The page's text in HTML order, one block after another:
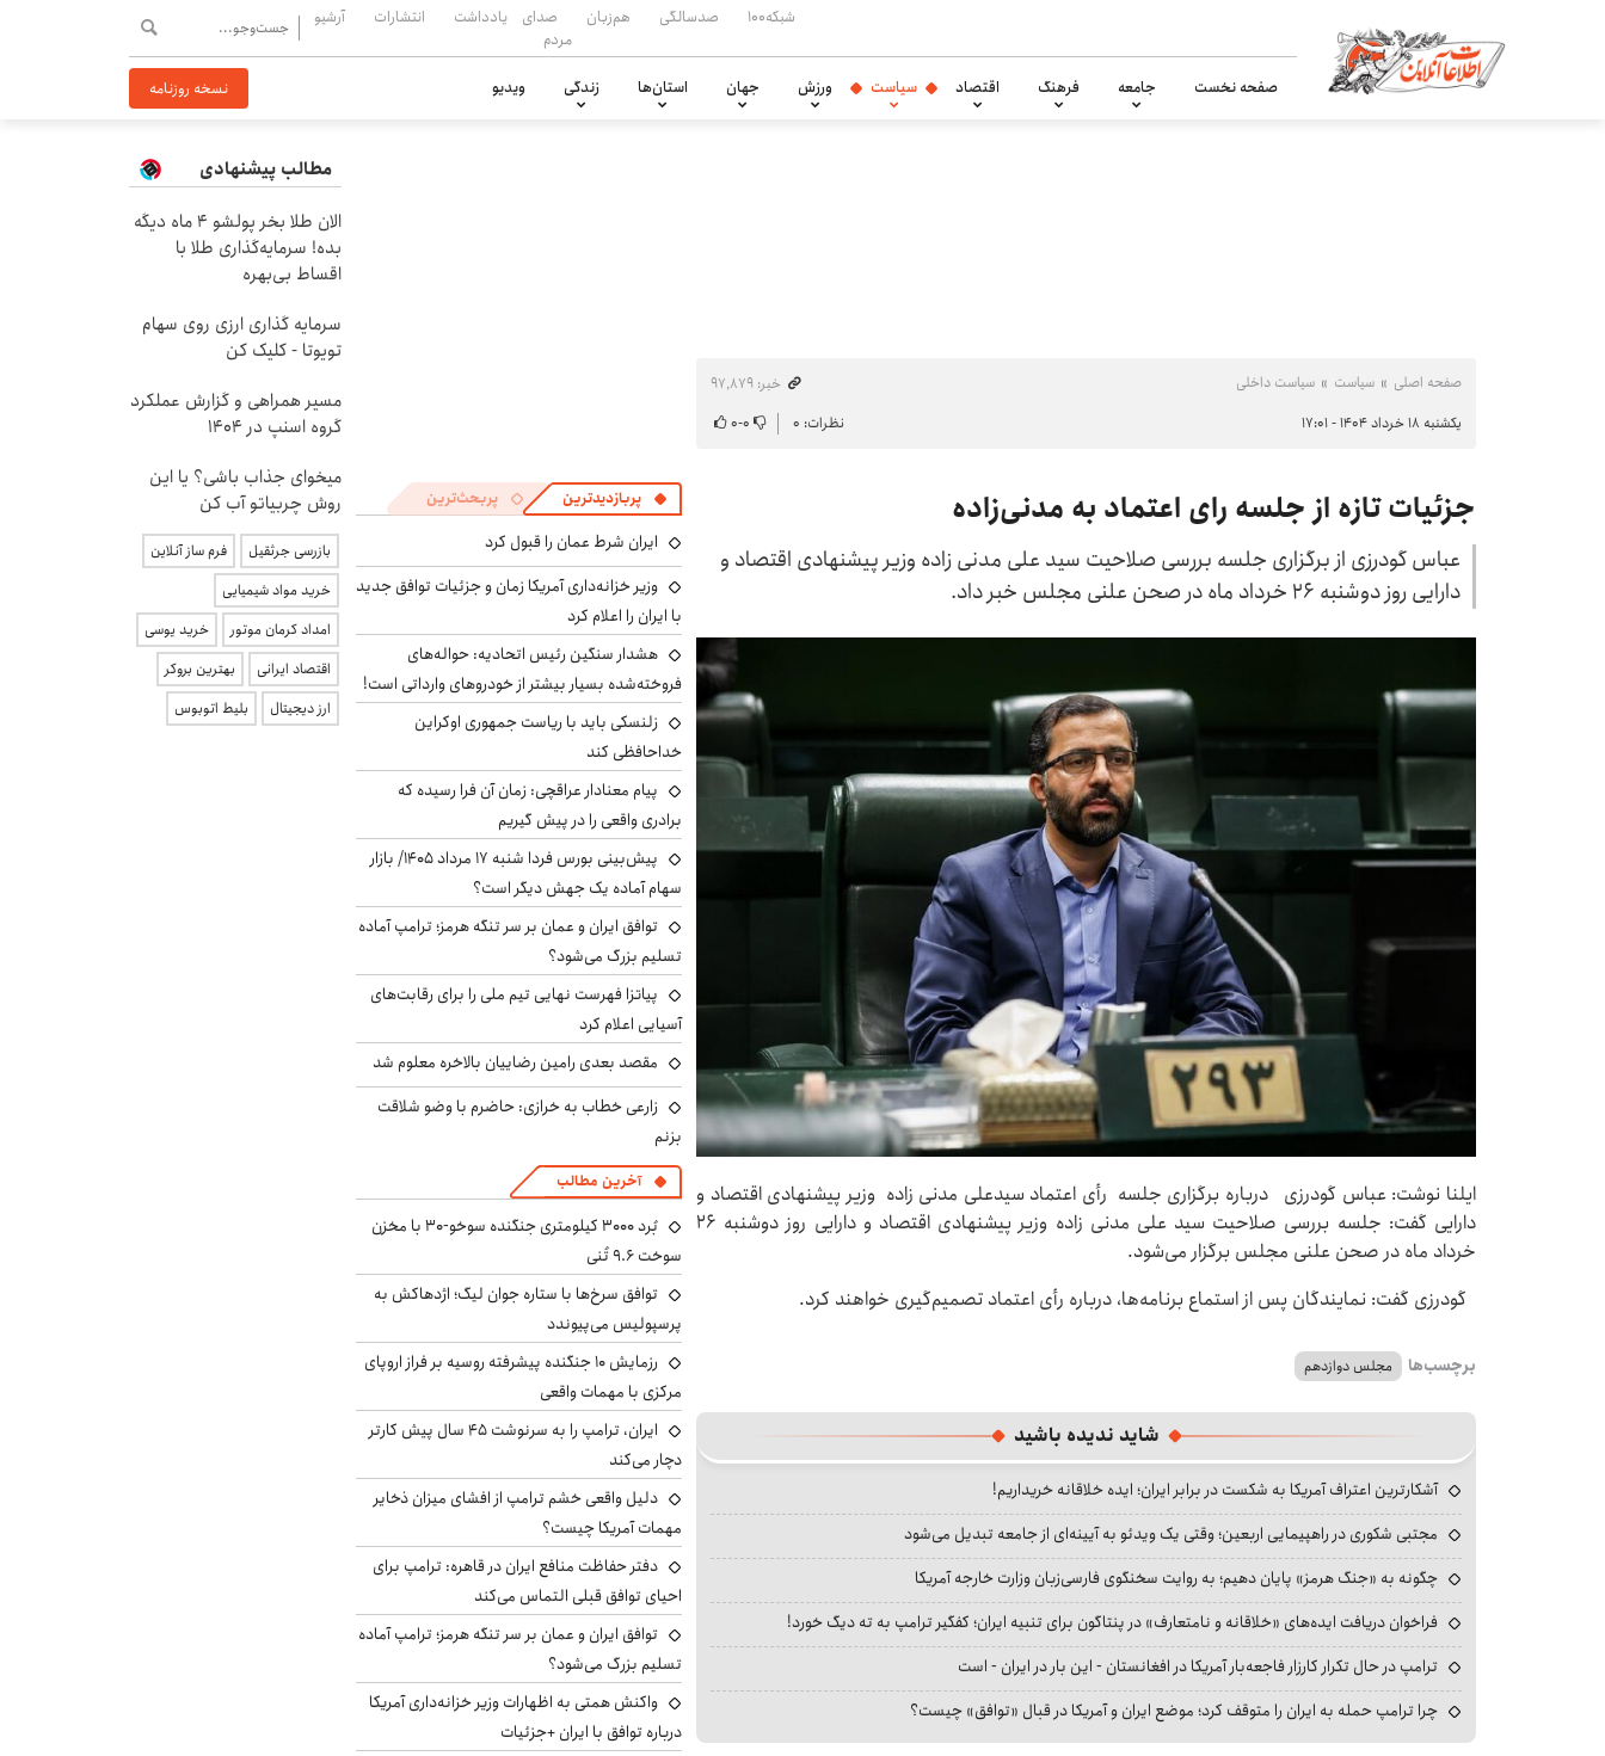
شبکه۱۰۰ صدسالگی هم‌زبان
صدای
مردم
یادداشت انتشارات آرشیو
صفحه نخست جامعه فرهنگ اقتصاد سیاست ورزش جهان استان‌ها زندگی ویدیو نسخه روزنامه
صفحه اصلی سیاست سیاست داخلی
خبر: ۹۷٬۸۷۹
یکشنبه ۱۸ خرداد ۱۴۰۴ - ۱۷:۰۱
نظرات: ۰ ۰-۰
جزئیات تازه از جلسه رای اعتماد به مدنی‌زاده
عباس گودرزی از برگزاری جلسه بررسی صلاحیت سید علی مدنی زاده وزیر پیشنهادی اقتصاد و
دارایی روز دوشنبه ۲۶ خرداد ماه در صحن علنی مجلس خبر داد.
ایلنا نوشت: عباس گودرزی درباره برگزاری جلسه رأی اعتماد سیدعلی مدنی زاده وزیر پیشنهادی اقتصاد و
دارایی گفت: جلسه بررسی صلاحیت سید علی مدنی زاده وزیر پیشنهادی اقتصاد و دارایی روز دوشنبه ۲۶
خرداد ماه در صحن علنی مجلس برگزار می‌شود.
گودرزی گفت: نمایندگان پس از استماع برنامه‌ها، درباره رأی اعتماد تصمیم‌گیری خواهند کرد.
برچسب‌ها مجلس دوازدهم
شاید ندیده باشید
آشکارترین اعتراف آمریکا به شکست در برابر ایران؛ ایده خلاقانه خریداریم!
مجتبی شکوری در راهپیمایی اربعین؛ وقتی یک ویدئو به آیینه‌ای از جامعه تبدیل می‌شود
چگونه به «جنگ هرمز» پایان دهیم؛ به روایت سخنگوی فارسی‌زبان وزارت خارجه آمریکا
فراخوان دریافت ایده‌های «خلاقانه و نامتعارف» در پنتاگون برای تنبیه ایران؛ کفگیر ترامپ به ته دیگ خورد!
ترامپ در حال تکرار کارزار فاجعه‌بار آمریکا در افغانستان - این بار در ایران - است
چرا ترامپ حمله به ایران را متوقف کرد؛ موضع ایران و آمریکا در قبال «توافق» چیست؟
پربازدیدترین پربحث‌ترین
ایران شرط عمان را قبول کرد
وزیر خزانه‌داری آمریکا زمان و جزئیات توافق جدید
با ایران را اعلام کرد
هشدار سنگین رئیس اتحادیه: حواله‌های
فروخته‌شده بسیار بیشتر از خودروهای وارداتی است!
زلنسکی باید با ریاست جمهوری اوکراین
خداحافظی کند
پیام معنادار عراقچی: زمان آن فرا رسیده که
برادری واقعی را در پیش گیریم
پیش‌بینی بورس فردا شنبه ۱۷ مرداد ۱۴۰۵/ بازار
سهام آماده یک جهش دیگر است؟
توافق ایران و عمان بر سر تنگه هرمز؛ ترامپ آماده
تسلیم بزرگ می‌شود؟
پیاتزا فهرست نهایی تیم ملی را برای رقابت‌های
آسیایی اعلام کرد
مقصد بعدی رامین رضاییان بالاخره معلوم شد
زارعی خطاب به خرازی: حاضرم با وضو شلاقت
بزنم
آخرین مطالب
بُرد ۳۰۰۰ کیلومتری جنگنده سوخو-۳۰ با مخزن
سوخت ۹.۶ تُنی
توافق سرخ‌ها با ستاره جوان لیگ؛ اژدهاکش به
پرسپولیس می‌پیوندد
رزمایش ۱۰ جنگنده پیشرفته روسیه بر فراز اروپای
مرکزی با مهمات واقعی
ایران، ترامپ را به سرنوشت ۴۵ سال پیش کارتر
دچار می‌کند
دلیل واقعی خشم ترامپ از افشای میزان ذخایر
مهمات آمریکا چیست؟
دفتر حفاظت منافع ایران در قاهره: ترامپ برای
احیای توافق قبلی التماس می‌کند
توافق ایران و عمان بر سر تنگه هرمز؛ ترامپ آماده
تسلیم بزرگ می‌شود؟
واکنش همتی به اظهارات وزیر خزانه‌داری آمریکا
درباره توافق با ایران +جزئیات
مطالب پیشنهادی
الان طلا بخر پولشو 4 ماه دیگه
بده! سرمایه‌گذاری طلا با
اقساط بی‌بهره
سرمایه گذاری ارزی روی سهام
تویوتا - کلیک کن
مسیر همراهی و گزارش عملکرد
گروه اسنپ در ۱۴۰۴
میخوای جذاب باشی؟ یا این
روش چربیاتو آب کن
بازرسی جرثقیل
فرم ساز آنلاین
خرید مواد شیمیایی
امداد کرمان موتور
خرید یوسی
اقتصاد ایرانی
بهترین بروکر
ارز دیجیتال
بلیط اتوبوس